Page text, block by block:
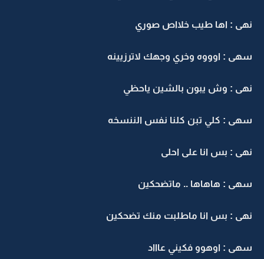
: اها طيب خلااص صوري
: اوووه وخري وجهك لاترزيينه
: وش يبون بالشين ياحظي
: كلي تبن كلنا نفس الننسخه
: بس انا على احلى
: هاهاها .. ماتضحكين
: بس انا ماطلبت منك تضحكين
: اوهوو فكيني عاااد